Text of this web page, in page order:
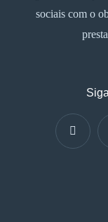
sociais com o